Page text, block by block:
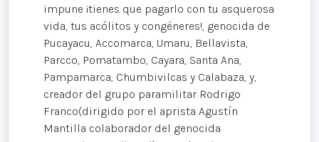
impune ¡tienes que pagarlo con tu asquerosa
vida, tus acólitos y congéneres!, genocida de
Pucayacu, Accomarca, Umaru, Bellavista,
Parcco, Pomatambo, Cayara, Santa Ana,
Pampamarca, Chumbivilcas y Calabaza, y,
creador del grupo paramilitar Rodrigo
Franco(dirigido por el aprista Agustín
Mantilla colaborador del genocida